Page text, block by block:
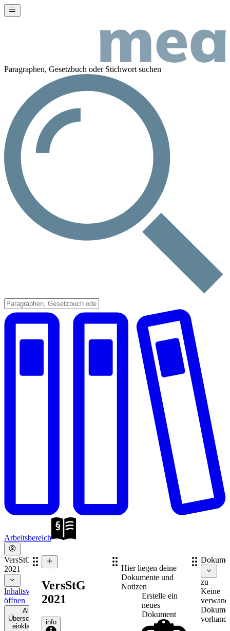
Paragraphen, Gesetzbuch oder Stichwort suchen
Arbeitsbereich
VersStG
2021
Inhaltsverzeichnis
öffnen
Alle
Überschriften
einklappen
VersStG
2021
info
Hier liegen deine
Dokumente und
Notizen
Erstelle ein
neues
Dokument
zu
Keine